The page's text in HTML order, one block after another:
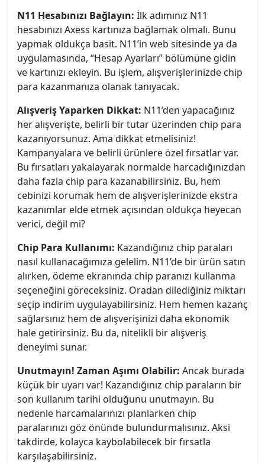
N11 Hesabınızı Bağlayın: İlk adımınız N11
hesabınızı Axess kartınıza bağlamak olmalı. Bunu
yapmak oldukça basit. N11’in web sitesinde ya da
uygulamasında, “Hesap Ayarları” bölümüne gidin
ve kartınızı ekleyin. Bu işlem, alışverişlerinizde chip
para kazanmanıza olanak tanıyacak.
Alışveriş Yaparken Dikkat: N11’den yapacağınız
her alışverişte, belirli bir tutar üzerinden chip para
kazanıyorsunuz. Ama dikkat etmelisiniz!
Kampanyalara ve belirli ürünlere özel fırsatlar var.
Bu fırsatları yakalayarak normalde harcadığınızdan
daha fazla chip para kazanabilirsiniz. Bu, hem
cebinizi korumak hem de alışverişlerinizde ekstra
kazanımlar elde etmek açısından oldukça heyecan
verici, değil mi?
Chip Para Kullanımı: Kazandığınız chip paraları
nasıl kullanacağımıza gelelim. N11’de bir ürün satın
alırken, ödeme ekranında chip paranızı kullanma
seçeneğini göreceksiniz. Oradan dilediğiniz miktarı
seçip indirim uygulayabilirsiniz. Hem hemen kazanç
sağlarsınız hem de alışverişinizi daha ekonomik
hale getirirsiniz. Bu da, nitelikli bir alışveriş
deneyimi sunar.
Unutmayın! Zaman Aşımı Olabilir: Ancak burada
küçük bir uyarı var! Kazandığınız chip paraların bir
son kullanım tarihi olduğunu unutmayın. Bu
nedenle harcamalarınızı planlarken chip
paralarınızı göz önünde bulundurmalısınız. Aksi
takdirde, kolayca kaybolabilecek bir fırsatla
karşılaşabilirsiniz.